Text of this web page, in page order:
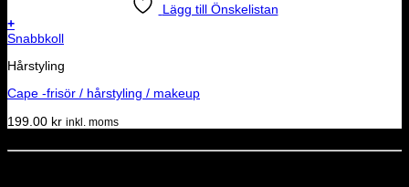
Lägg till Önskelistan
+
Snabbkoll
Hårstyling
Cape -frisör / hårstyling / makeup
199.00 kr inkl. moms